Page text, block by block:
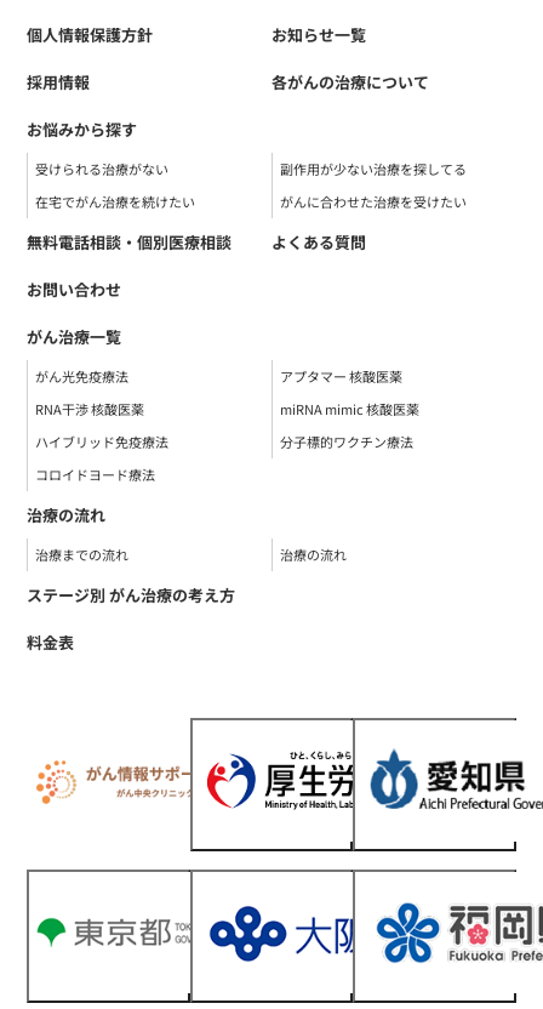
がん治療一覧
がん光免疫療法
アプタマー 核酸医薬
RNA干渉 核酸医薬
miRNA mimic 核酸医薬
ハイブリッド免疫療法
分子標的ワクチン療法
コロイドヨード療法
治療の流れ
治療までの流れ 治療の流れ
ステージ別 がん治療の考え方
各がんの治療について
お悩みから探す
受けられる治療がない
副作用が少ない治療を探してる
在宅でがん治療を続けたい
がんに合わせた治療を受けたい
無料電話相談・個別医療相談 よくある質問
料金表
お問い合わせ
個人情報保護方針 お知らせ一覧
採用情報